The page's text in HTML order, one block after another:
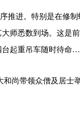
进。特别是在修制
师悉数到场。这是
台起重吊车随时待
尚带领众僧及居士